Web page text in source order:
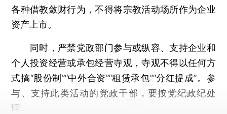
各种借教敛财行为，不得将宗教活动场所作为企业
资产上市。
同时，严禁党政部门参与或纵容、支持企业和
个人投资经营或承包经营寺观，寺观不得以任何方
式搞“股份制”“中外合资”“租赁承包”“分红提成”。参
与、支持此类活动的党政干部，要按党纪政纪处
理。